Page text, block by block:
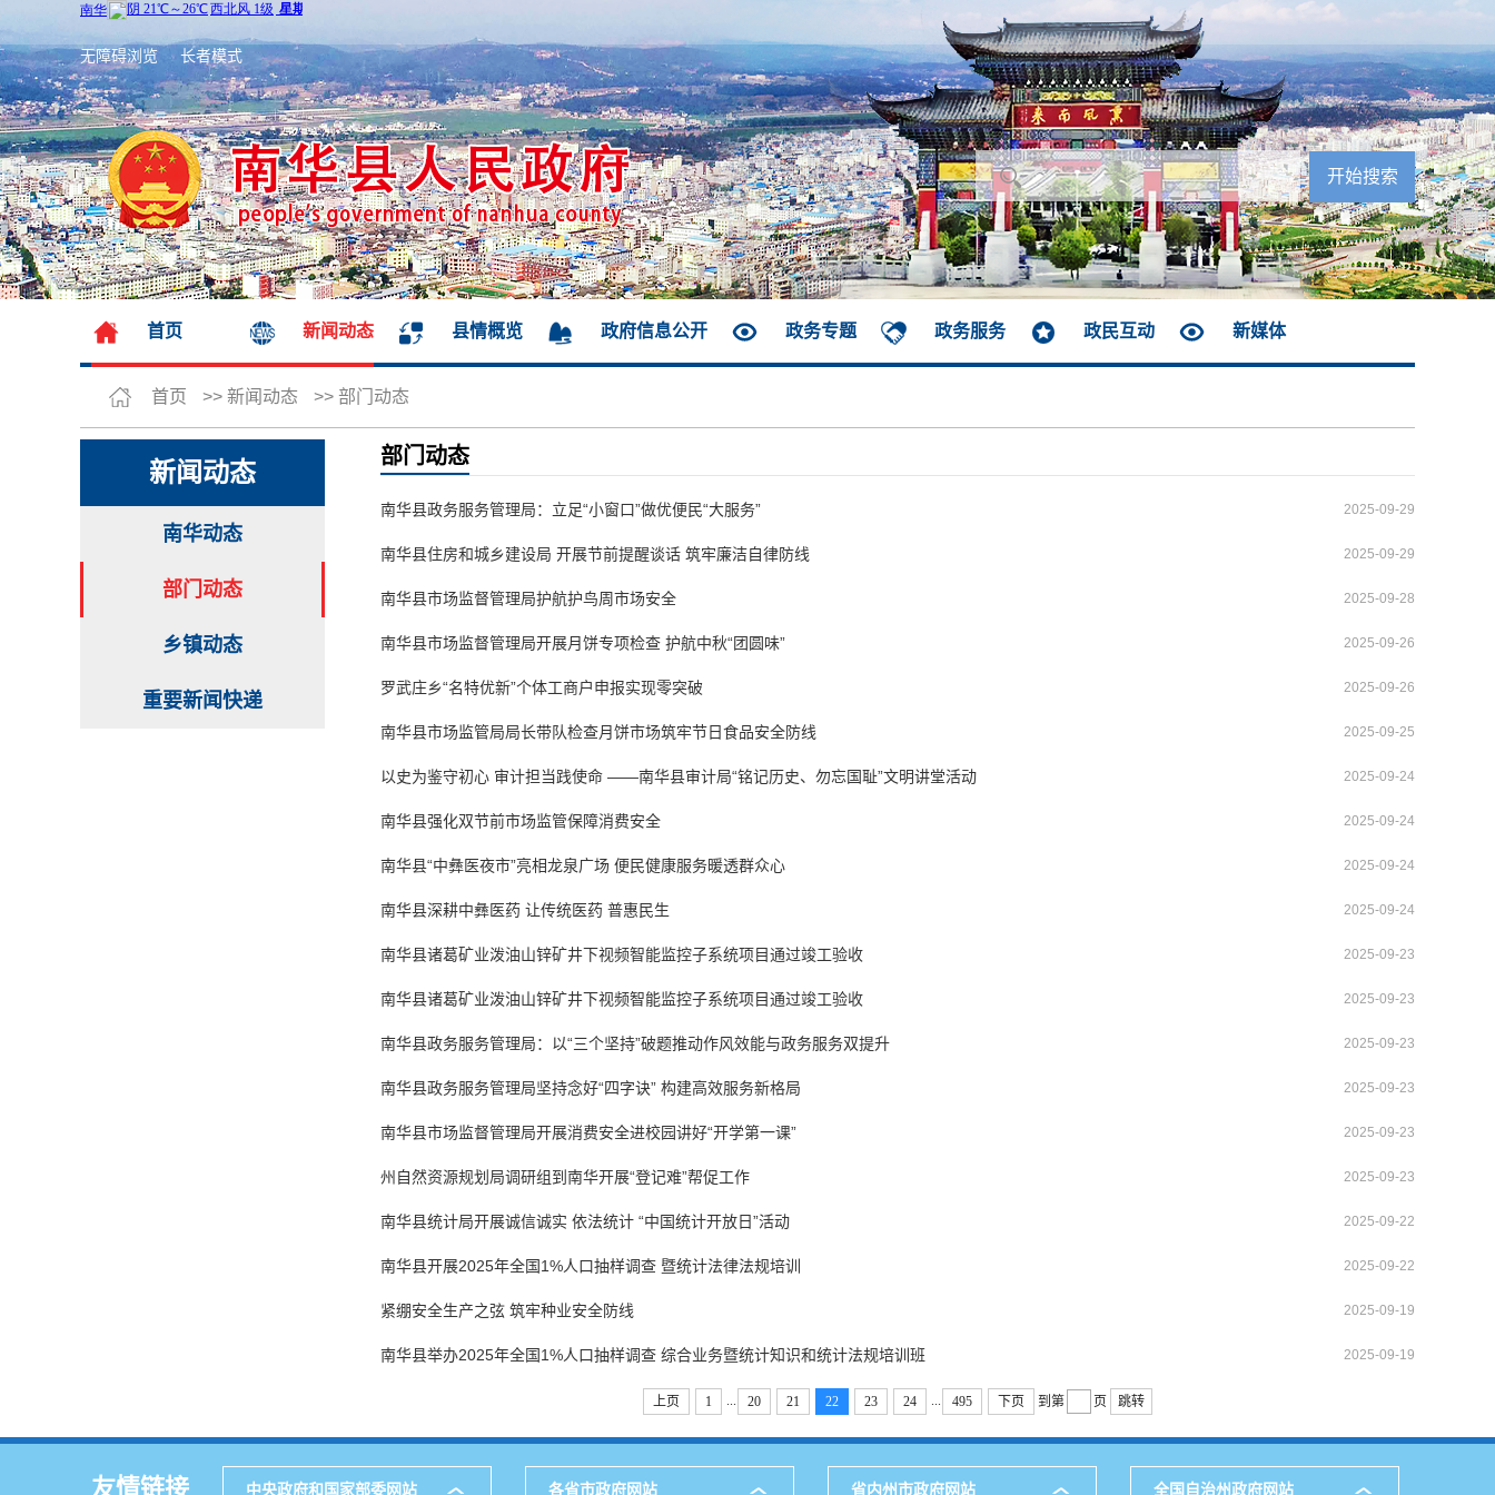
无障碍浏览 长者模式
首页 新闻动态 县情概览 政府信息公开 政务专题 政务服务 政民互动 新媒体
首页 >> 新闻动态 >> 部门动态
新闻动态
南华动态
部门动态
乡镇动态
重要新闻快递
部门动态
2025-09-29
南华县政务服务管理局：立足“小窗口”做优便民“大服务”
2025-09-29
南华县住房和城乡建设局 开展节前提醒谈话 筑牢廉洁自律防线
2025-09-28
南华县市场监督管理局护航护鸟周市场安全
2025-09-26
南华县市场监督管理局开展月饼专项检查 护航中秋“团圆味”
2025-09-26
罗武庄乡“名特优新”个体工商户申报实现零突破
2025-09-25
南华县市场监管局局长带队检查月饼市场筑牢节日食品安全防线
2025-09-24
以史为鉴守初心 审计担当践使命 ——南华县审计局“铭记历史、勿忘国耻”文明讲堂活动
2025-09-24
南华县强化双节前市场监管保障消费安全
2025-09-24
南华县“中彝医夜市”亮相龙泉广场 便民健康服务暖透群众心
2025-09-24
南华县深耕中彝医药 让传统医药 普惠民生
2025-09-23
南华县诸葛矿业泼油山锌矿井下视频智能监控子系统项目通过竣工验收
2025-09-23
南华县诸葛矿业泼油山锌矿井下视频智能监控子系统项目通过竣工验收
2025-09-23
南华县政务服务管理局：以“三个坚持”破题推动作风效能与政务服务双提升
2025-09-23
南华县政务服务管理局坚持念好“四字诀” 构建高效服务新格局
2025-09-23
南华县市场监督管理局开展消费安全进校园讲好“开学第一课”
2025-09-23
州自然资源规划局调研组到南华开展“登记难”帮促工作
2025-09-22
南华县统计局开展诚信诚实 依法统计 “中国统计开放日”活动
2025-09-22
南华县开展2025年全国1%人口抽样调查 暨统计法律法规培训
2025-09-19
紧绷安全生产之弦 筑牢种业安全防线
2025-09-19
南华县举办2025年全国1%人口抽样调查 综合业务暨统计知识和统计法规培训班
上页 1 20 21 22 23 24 495 下页 到第 页 跳转
友情链接 中央政府和国家部委网站 各省市政府网站 省内州市政府网站 全国自治州政府网站